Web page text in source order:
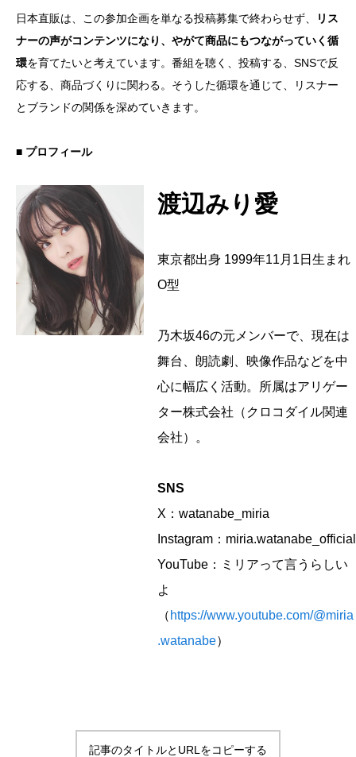
日本直販は、この参加企画を単なる投稿募集で終わらせず、
リス
ナーの声がコンテンツになり、やがて商品にもつながっていく循
環を育てたいと考えています。番組を聴く、投稿する、SNSで反
応する、商品づくりに関わる。そうした循環を通じて、リスナー
とブランドの関係を深めていきます。
■ プロフィール
渡辺みり愛
東京都出身 1999年11月1日生まれ
O型
乃木坂46の元メンバーで、現在は
舞台、朗読劇、映像作品などを中
心に幅広く活動。所属はアリゲー
ター株式会社（クロコダイル関連
会社）。
SNS
X：watanabe_miria
Instagram：miria.watanabe_official
YouTube：ミリアって言うらしい
よ
（ https://www.youtube.com/@miria
.watanabe）
記事のタイトルとURLをコピーする